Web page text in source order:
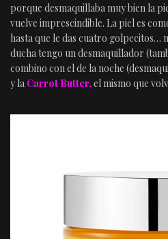
porque desmaquillaba muy bien la
vuelve imprescindible. La piel es
hasta que le das cuatro golpecitos…
ducha tengo un desmaquillador
combino con el de la noche
y la Carrot Butter, el mismo que